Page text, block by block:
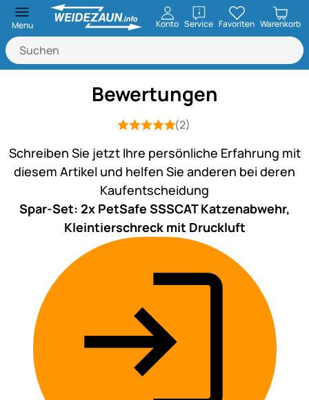
Menu Konto ServiceöffnenFavoriten Warenkorb
Bewertungen
Bewertung: 5 von 5 (2 Bewertungen)
2 Bewertungen
(2)
Schreiben Sie jetzt Ihre persönliche Erfahrung mit
diesem Artikel und helfen Sie anderen bei deren
Kaufentscheidung
Spar-Set: 2x PetSafe SSSCAT Katzenabwehr,
Kleintierschreck mit Druckluft